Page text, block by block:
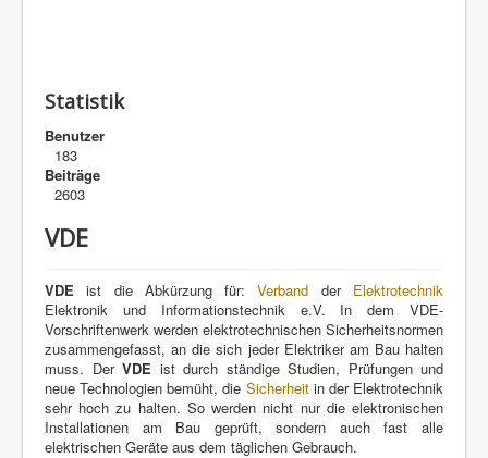
Statistik
Benutzer
183
Beiträge
2603
VDE
VDE ist die Abkürzung für:Verband der Elektrotechnik
Elektronik und Informationstechnik e.V. In dem VDE-
Vorschriftenwerk werden elektrotechnischen Sicherheitsnormen
zusammengefasst, an die sich jeder Elektriker am Bau halten
muss. Der VDE ist durch ständige Studien, Prüfungen und
neue Technologien bemüht, die Sicherheitin der Elektrotechnik
sehr hoch zu halten. So werden nicht nur die elektronischen
Installationen am Bau geprüft, sondern auch fast alle
elektrischen Geräte aus dem täglichen Gebrauch.